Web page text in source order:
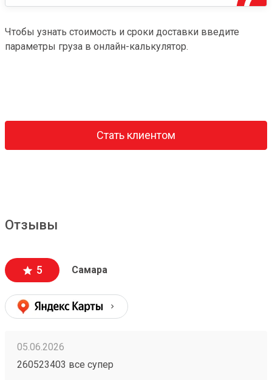
Чтобы узнать стоимость и сроки доставки введите
параметры груза в онлайн-калькулятор.
Стать клиентом
Отзывы
5 Самара
05.06.2026
260523403 все супер